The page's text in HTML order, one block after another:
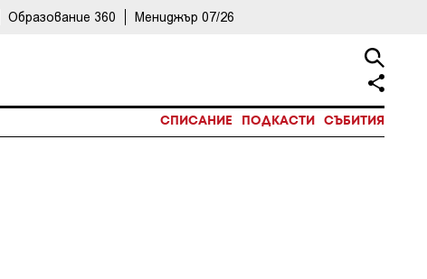
Образование 360 Мениджър 07/26
СПИСАНИЕ ПОДКАСТИ СЪБИТИЯ